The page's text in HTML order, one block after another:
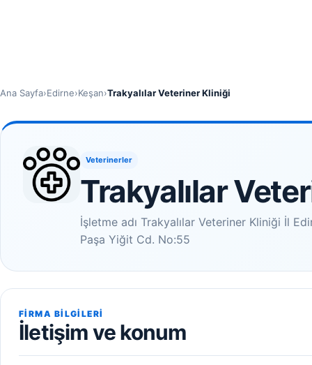
Ana Sayfa›Edirne›Keşan›Trakyalılar Veteriner Kliniği
Veterinerler
Trakyalılar
İşletme adı Trakyalılar Veteriner Kliniği İl
Paşa Yiğit Cd. No:55
FIRMA BILGILERI
İletişim ve konum